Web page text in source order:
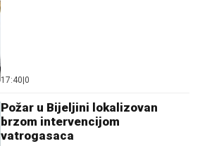
17:40 0
Požar u Bijeljini lokalizovan
brzom intervencijom
vatrogasaca